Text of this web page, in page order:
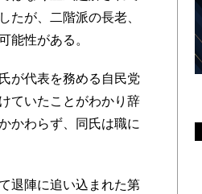
たが、二階派の長老、
可能性がある。
が代表を務める自民党
ていたことがわかり辞
かわらず、同氏は職に
退陣に追い込まれた第